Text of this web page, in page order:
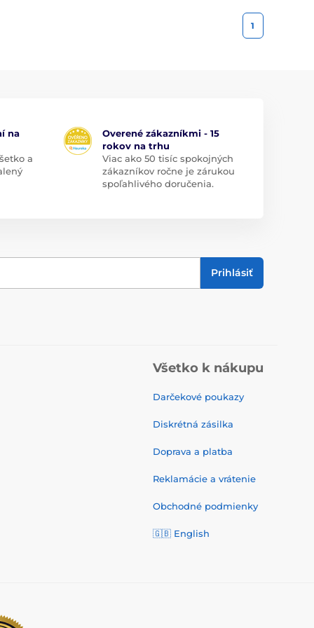
1
na
a
Overené zákazníkmi - 15
rokov na trhu
Viac ako 50 tisíc spokojných
zákazníkov ročne je zárukou
spoľahlivého doručenia.
Prihlásiť
Všetko k nákupu
Darčekové poukazy
Diskrétná zásilka
Doprava a platba
Reklamácie a vrátenie
Obchodné podmienky
🇬🇧 English